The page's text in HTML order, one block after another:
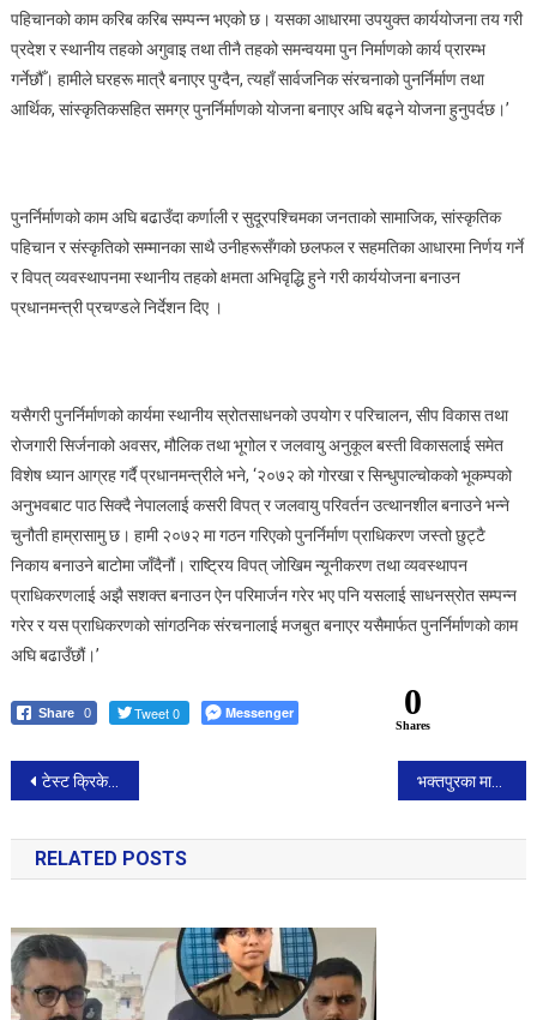
पहिचानको काम करिब करिब सम्पन्न भएको छ। यसका आधारमा उपयुक्त कार्ययोजना तय गरी
प्रदेश र स्थानीय तहको अगुवाइ तथा तीनै तहको समन्वयमा पुन निर्माणको कार्य प्रारम्भ
गर्नेछौँ। हामीले घरहरू मात्रै बनाएर पुग्दैन, त्यहाँ सार्वजनिक संरचनाको पुनर्निर्माण तथा
आर्थिक, सांस्कृतिकसहित समग्र पुनर्निर्माणको योजना बनाएर अघि बढ्ने योजना हुनुपर्दछ।’
पुनर्निर्माणको काम अघि बढाउँदा कर्णाली र सुदूरपश्चिमका जनताको सामाजिक, सांस्कृतिक
पहिचान र संस्कृतिको सम्मानका साथै उनीहरूसँगको छलफल र सहमतिका आधारमा निर्णय गर्ने
र विपत् व्यवस्थापनमा स्थानीय तहको क्षमता अभिवृद्धि हुने गरी कार्ययोजना बनाउन
प्रधानमन्त्री प्रचण्डले निर्देशन दिए ।
यसैगरी पुनर्निर्माणको कार्यमा स्थानीय स्रोतसाधनको उपयोग र परिचालन, सीप विकास तथा
रोजगारी सिर्जनाको अवसर, मौलिक तथा भूगोल र जलवायु अनुकूल बस्ती विकासलाई समेत
विशेष ध्यान आग्रह गर्दै प्रधानमन्त्रीले भने, ‘२०७२ को गोरखा र सिन्धुपाल्चोकको भूकम्पको
अनुभवबाट पाठ सिक्दै नेपाललाई कसरी विपत् र जलवायु परिवर्तन उत्थानशील बनाउने भन्ने
चुनौती हाम्रासामु छ। हामी २०७२ मा गठन गरिएको पुनर्निर्माण प्राधिकरण जस्तो छुट्टै
निकाय बनाउने बाटोमा जाँदैनौं। राष्ट्रिय विपत् जोखिम न्यूनीकरण तथा व्यवस्थापन
प्राधिकरणलाई अझै सशक्त बनाउन ऐन परिमार्जन गरेर भए पनि यसलाई साधनस्रोत सम्पन्न
गरेर र यस प्राधिकरणको सांगठनिक संरचनालाई मजबुत बनाएर यसैमार्फत पुनर्निर्माणको काम
अघि बढाउँछौं।’
Share 0 Tweet 0 Messenger 0
Shares
Post
navigation
टेस्ट क्रिकेट:भारतविरुद्ध दक्षिण अफ्रिका ५५ रनमा अलआउट,भारत १५३ रनमा अलआउट भक्तपुरका मासु पसलहरुको अनुगमन : बिग्रेको मासु २२ किलो जफत गरी नष्ट
RELATED POSTS